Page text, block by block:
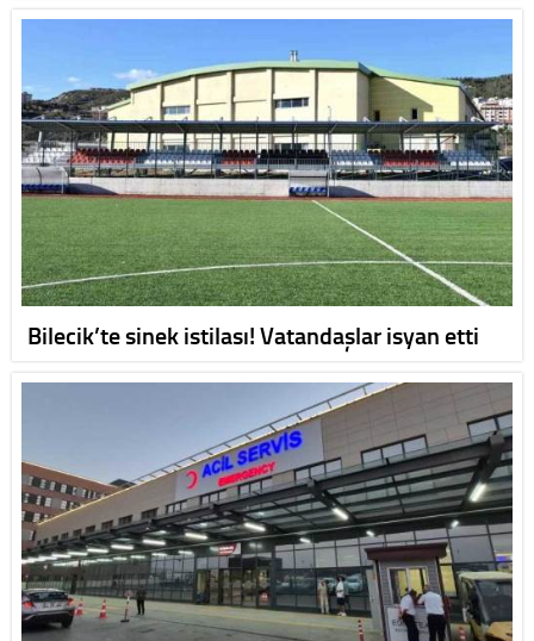
Bilecik’te sinek istilası! Vatandaşlar isyan etti